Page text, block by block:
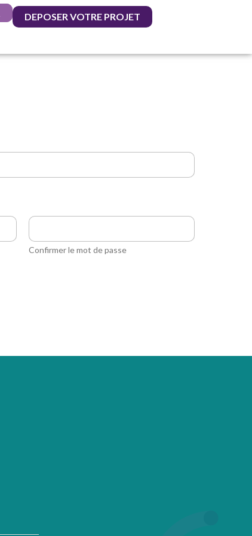
DEPOSER VOTRE PROJET
Confirmer le mot de passe